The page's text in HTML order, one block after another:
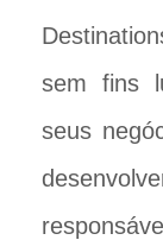
sem fins
seus